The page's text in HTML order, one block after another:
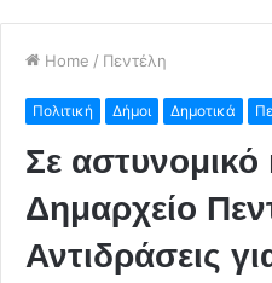
Home / Πεντέλη
Πολιτική Δήμοι Δημοτικά
Σε αστυνομικό
Δημαρχείο
Αντιδράσεις